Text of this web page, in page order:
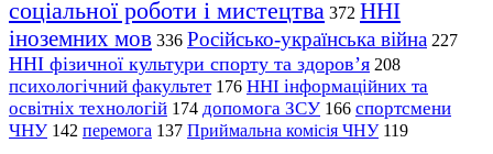
соціальної роботи і мистецтва 372 ННІ
іноземних мов 336 Російсько-українська війна 227
ННІ фізичної культури спорту та здоров’я 208
психологічний факультет 176 ННІ інформаційних та
освітніх технологій 174 допомога ЗСУ 166 спортсмени
ЧНУ 142 перемога 137 Приймальна комісія ЧНУ 119